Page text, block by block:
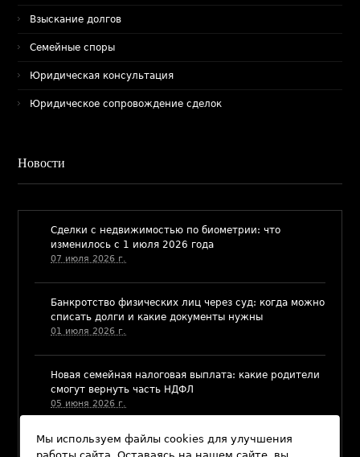
Взыскание долгов
Семейные споры
Юридическая консультация
Юридическое сопровождение сделок
Новости
​Сделки с недвижимостью по биометрии: что
изменилось с 1 июля 2026 года
07 июля 2026 г.
Банкротство физических лиц через суд: когда можно
списать долги и какие документы нужны
01 июля 2026 г.
​Новая семейная налоговая выплата: какие родители
смогут вернуть часть НДФЛ
05 июня 2026 г.
Долг по алиментам после совершеннолетия ребенка:
Мы используем файлы cookies для улучшения